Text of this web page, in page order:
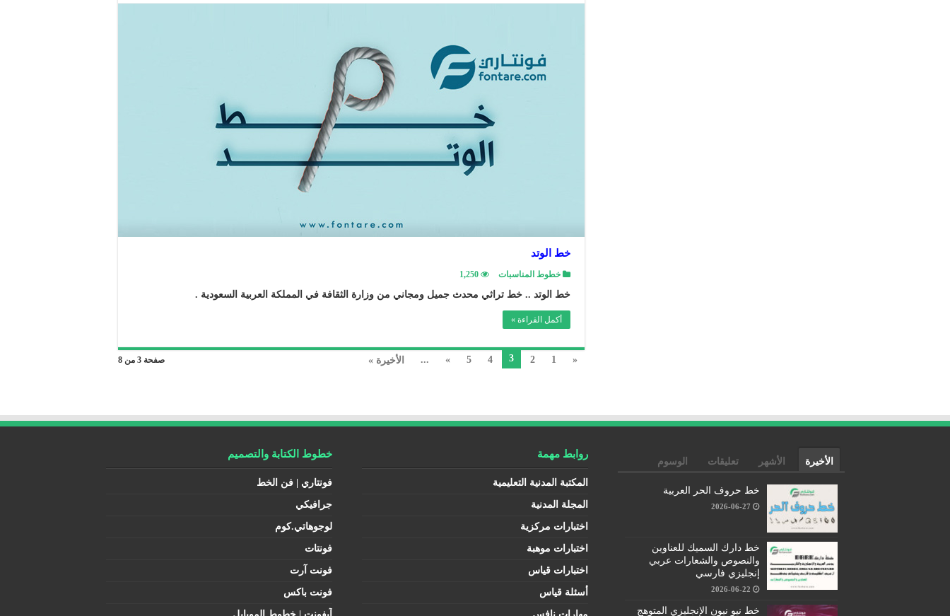
خط الوتد
خطوط المناسبات 1,250
خط الوتد .. خط تراثي محدث جميل ومجاني من وزارة الثقافة في المملكة العربية السعودية .
أكمل القراءة »
صفحة 3 من 8 «
1
2
3
4
5
»
... الأخيرة »
الأخيرة الأشهر تعليقات الوسوم
خط حروف الحر العربية
2026-06-27
خط دارك السميك للعناوين
والنصوص والشعارات عربي
إنجليزي فارسي
2026-06-22
خط نيو نيون الإنجليزي المتوهج
روابط مهمة
المكتبة المدنية التعليمية
المجلة المدنية
اختبارات مركزية
اختبارات موهبة
اختبارات قياس
أسئلة قياس
خطوط الكتابة والتصميم
فونتاري | فن الخط
جرافيكي
لوجوهاتي.كوم
فونتات
فونت آرت
فونت باكس